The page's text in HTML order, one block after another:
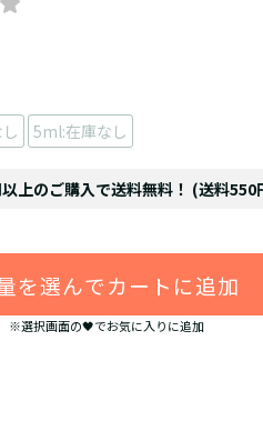
5ml:在庫なし
上のご購入で送料無料！ (送料550
を選んでカートに追加
※選択画面の🖤でお気に入りに追加